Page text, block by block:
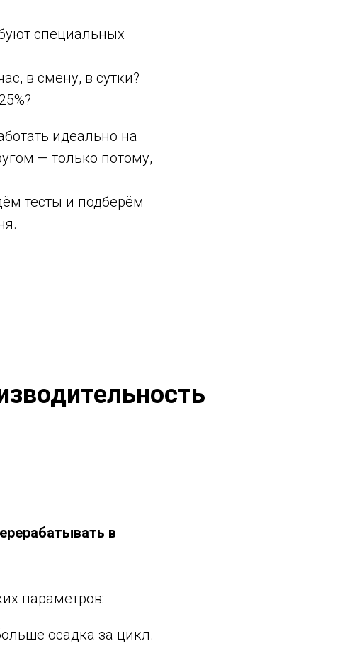
специальных
в смену, в сутки?
идеально на
— только потому,
тесты и подберём
в
параметров:
осадка за цикл.